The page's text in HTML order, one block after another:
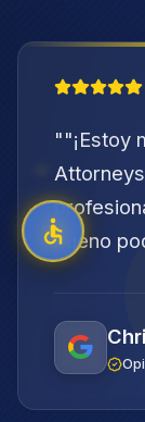
""¡Estoy
bueno